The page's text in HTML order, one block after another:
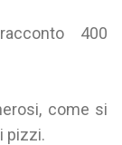
400
come si
pizzi.